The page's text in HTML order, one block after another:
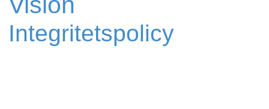
Integritetspolicy